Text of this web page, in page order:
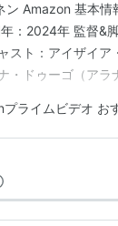
ン Amazon 基本情
：2024年 監督&
スト：アイザイア
・ドゥーゴ（アラ
ト・マカーチャ
99分 あらすじ ＜
社交性がなく周囲
は、ニューヨーク
ライムビデオ お